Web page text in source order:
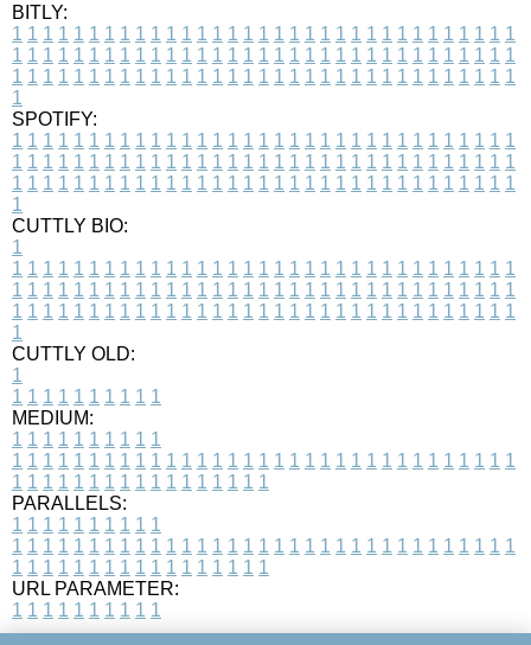
BITLY:
1 1 1 1 1 1 1 1 1 1 1 1 1 1 1 1 1 1 1 1 1 1 1 1 1 1 1 1 1 1 1 1 1
1 1 1 1 1 1 1 1 1 1 1 1 1 1 1 1 1 1 1 1 1 1 1 1 1 1 1 1 1 1 1 1 1
1 1 1 1 1 1 1 1 1 1 1 1 1 1 1 1 1 1 1 1 1 1 1 1 1 1 1 1 1 1 1 1 1
1
SPOTIFY:
1 1 1 1 1 1 1 1 1 1 1 1 1 1 1 1 1 1 1 1 1 1 1 1 1 1 1 1 1 1 1 1 1
1 1 1 1 1 1 1 1 1 1 1 1 1 1 1 1 1 1 1 1 1 1 1 1 1 1 1 1 1 1 1 1 1
1 1 1 1 1 1 1 1 1 1 1 1 1 1 1 1 1 1 1 1 1 1 1 1 1 1 1 1 1 1 1 1 1
1
CUTTLY BIO:
1
1 1 1 1 1 1 1 1 1 1 1 1 1 1 1 1 1 1 1 1 1 1 1 1 1 1 1 1 1 1 1 1 1
1 1 1 1 1 1 1 1 1 1 1 1 1 1 1 1 1 1 1 1 1 1 1 1 1 1 1 1 1 1 1 1 1
1 1 1 1 1 1 1 1 1 1 1 1 1 1 1 1 1 1 1 1 1 1 1 1 1 1 1 1 1 1 1 1 1
1
CUTTLY OLD:
1
1 1 1 1 1 1 1 1 1 1
MEDIUM:
1 1 1 1 1 1 1 1 1 1
1 1 1 1 1 1 1 1 1 1 1 1 1 1 1 1 1 1 1 1 1 1 1 1 1 1 1 1 1 1 1 1 1
1 1 1 1 1 1 1 1 1 1 1 1 1 1 1 1 1
PARALLELS:
1 1 1 1 1 1 1 1 1 1
1 1 1 1 1 1 1 1 1 1 1 1 1 1 1 1 1 1 1 1 1 1 1 1 1 1 1 1 1 1 1 1 1
1 1 1 1 1 1 1 1 1 1 1 1 1 1 1 1 1
URL PARAMETER:
1 1 1 1 1 1 1 1 1 1